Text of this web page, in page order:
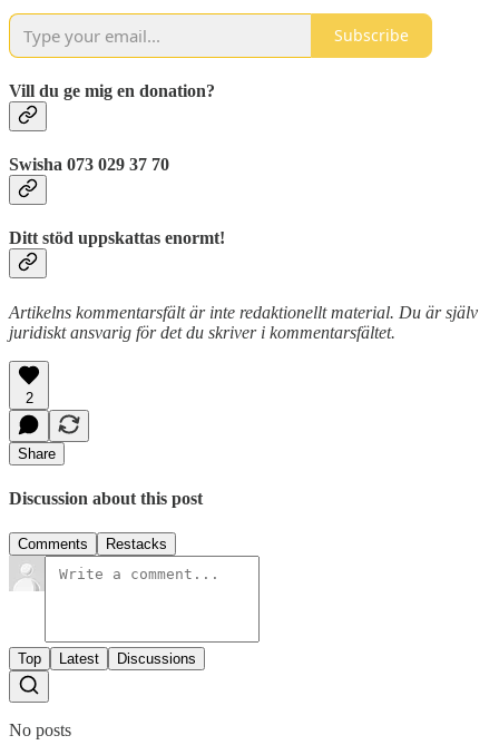
Subscribe
Vill du ge mig en donation?
Swisha 073 029 37 70
Ditt stöd uppskattas enormt!
Artikelns kommentarsfält är inte redaktionellt material. Du är själv
juridiskt ansvarig för det du skriver i kommentarsfältet.
2
Share
Discussion about this post
Comments Restacks
Top Latest Discussions
No posts